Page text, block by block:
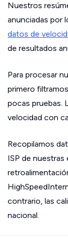
Nuestros
anunciadas por
datos de
de resultados
Para procesar
primero
pocas pruebas.
velocidad con
Recopilamos
ISP de nuestras
contrario, las
nacional.